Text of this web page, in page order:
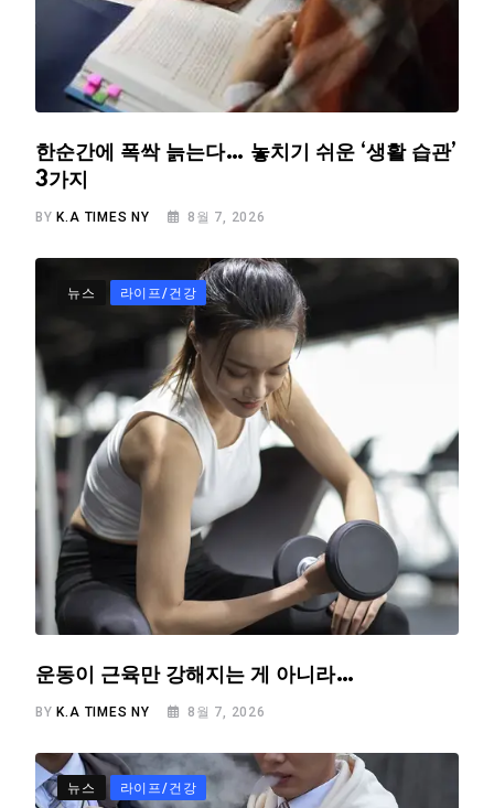
한순간에 폭싹 늙는다… 놓치기 쉬운 ‘생활 습관’
3가지
BY K.A TIMES NY 8월 7, 2026
뉴스 라이프/건강
운동이 근육만 강해지는 게 아니라…
BY K.A TIMES NY 8월 7, 2026
뉴스 라이프/건강